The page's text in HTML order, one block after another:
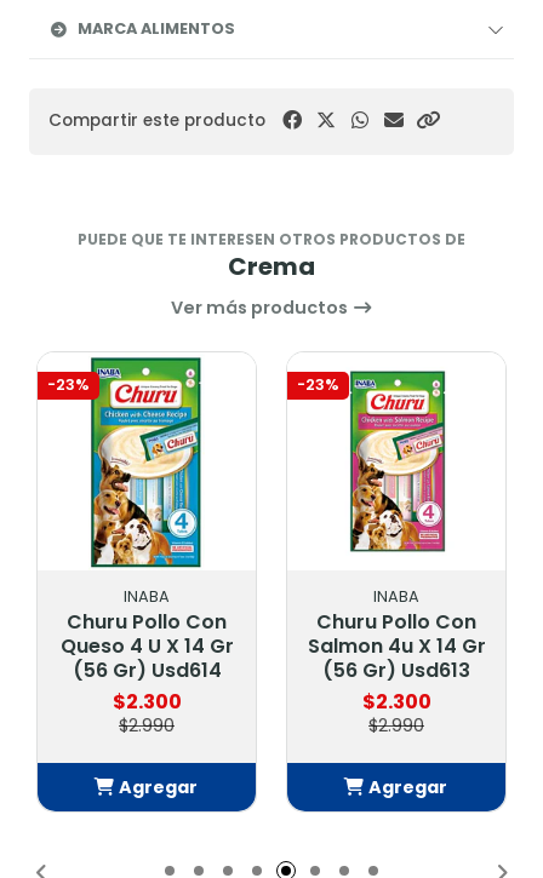
MARCA ALIMENTOS
Compartir este producto
PUEDE QUE TE INTERESEN OTROS PRODUCTOS DE
Crema
Ver más productos
-23%
INABA
Churu Pollo Con
Queso 4 U X 14 Gr
(56 Gr) Usd614
$2.300
$2.990
Agregar
-23%
INABA
Churu Pollo Con
Salmon 4u X 14 Gr
(56 Gr) Usd613
$2.300
$2.990
Agregar